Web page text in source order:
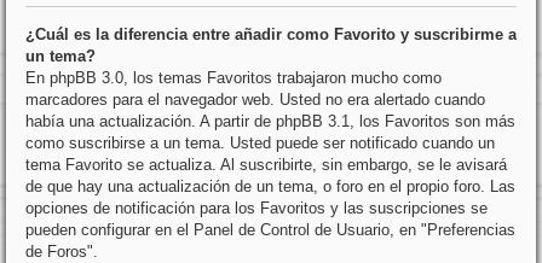
¿Cuál es la diferencia entre añadir como Favorito y suscribirme a
un tema?
En phpBB 3.0, los temas Favoritos trabajaron mucho como
marcadores para el navegador web. Usted no era alertado cuando
había una actualización. A partir de phpBB 3.1, los Favoritos son más
como suscribirse a un tema. Usted puede ser notificado cuando un
tema Favorito se actualiza. Al suscribirte, sin embargo, se le avisará
de que hay una actualización de un tema, o foro en el propio foro. Las
opciones de notificación para los Favoritos y las suscripciones se
pueden configurar en el Panel de Control de Usuario, en "Preferencias
de Foros".